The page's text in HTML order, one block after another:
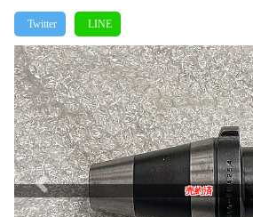
売約済
Previous